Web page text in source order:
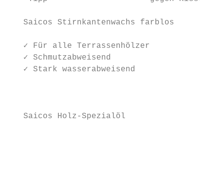
Saicos Stirnkantenwachs farblos
   ✓ Für alle Terrassenhölzer
   ✓ Schmutzabweisend
   ✓ Stark wasserabweisend
   Saicos Holz-Spezialöl